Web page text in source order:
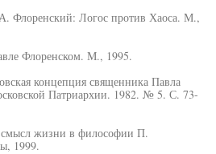
Логос против Хаоса. М.,
Флоренском. М., 1995.
концепция священника Павла
Патриархии. 1982. № 5. С. 73-
жизни в философии П.
1999.